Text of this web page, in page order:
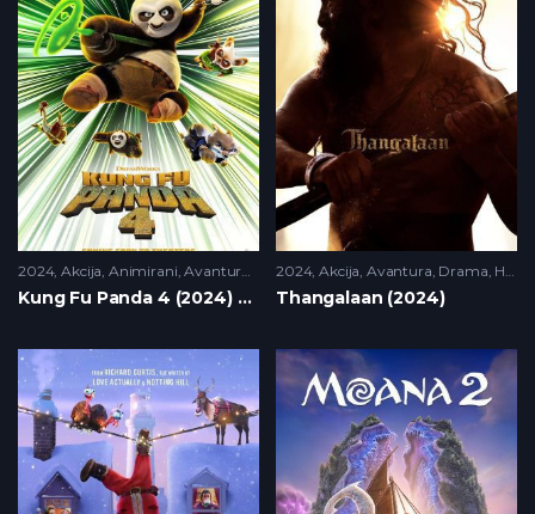
2024 Akcija Animirani ,Avantura HD,Porodicni
Kung Fu Panda 4 (2024) HR Sink
2024 Akcija Avantura Drama HD
Thangalaan (2024)